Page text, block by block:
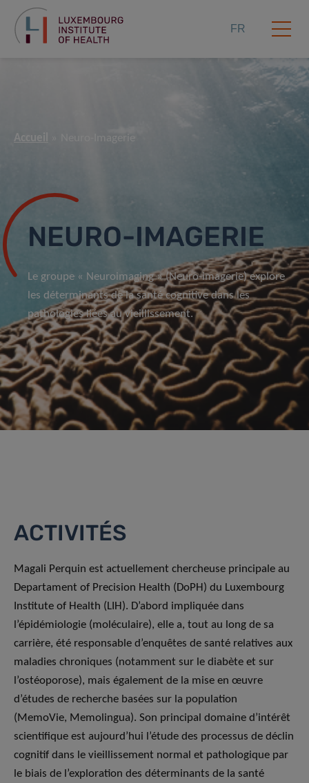
FR
Accueil Neuro-Imagerie
NEURO-IMAGERIE
Le groupe « Neuroimaging » (Neuro-imagerie) explore
les déterminants de la santé cognitive dans les
pathologies liées au vieillissement.
ACTIVITÉS
Magali Perquin est actuellement chercheuse principale au
Departament of Precision Health (DoPH) du Luxembourg
Institute of Health (LIH). D’abord impliquée dans
l’épidémiologie (moléculaire), elle a, tout au long de sa
carrière, été responsable d’enquêtes de santé relatives aux
maladies chroniques (notamment sur le diabète et sur
l’ostéoporose), mais également de la mise en œuvre
d’études de recherche basées sur la population
(MemoVie, Memolingua). Son principal domaine d’intérêt
scientifique est aujourd’hui l’étude des processus de déclin
cognitif dans le vieillissement normal et pathologique par
le biais de l’exploration des déterminants de la santé